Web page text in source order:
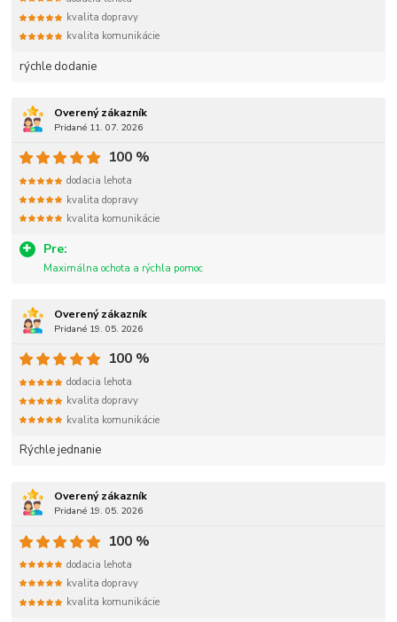
rýchle dodanie
kvalita dopravy
kvalita komunikácie
Overený zákazník
Pridané 11. 07. 2026
Pre:
Maximálna ochota a rýchla pomoc
100 %
dodacia lehota
kvalita dopravy
kvalita komunikácie
Overený zákazník
Pridané 19. 05. 2026
Rýchle jednanie
100 %
dodacia lehota
kvalita dopravy
kvalita komunikácie
Overený zákazník
Pridané 19. 05. 2026
100 %
dodacia lehota
kvalita dopravy
kvalita komunikácie